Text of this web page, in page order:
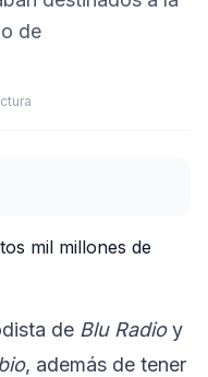
de
de Blu Radioy
, además de tener